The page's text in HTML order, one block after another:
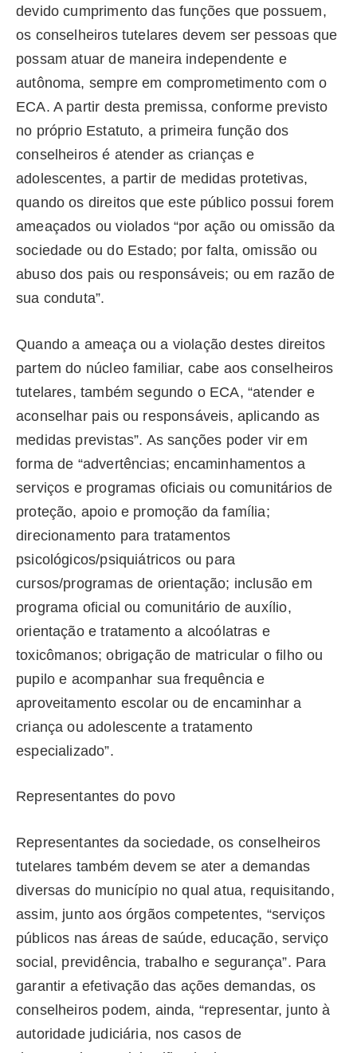
devido cumprimento das funções que possuem,
os conselheiros tutelares devem ser pessoas que
possam atuar de maneira independente e
autônoma, sempre em comprometimento com o
ECA. A partir desta premissa, conforme previsto
no próprio Estatuto, a primeira função dos
conselheiros é atender as crianças e
adolescentes, a partir de medidas protetivas,
quando os direitos que este público possui forem
ameaçados ou violados “por ação ou omissão da
sociedade ou do Estado; por falta, omissão ou
abuso dos pais ou responsáveis; ou em razão de
sua conduta”.
Quando a ameaça ou a violação destes direitos
partem do núcleo familiar, cabe aos conselheiros
tutelares, também segundo o ECA, “atender e
aconselhar pais ou responsáveis, aplicando as
medidas previstas”. As sanções poder vir em
forma de “advertências; encaminhamentos a
serviços e programas oficiais ou comunitários de
proteção, apoio e promoção da família;
direcionamento para tratamentos
psicológicos/psiquiátricos ou para
cursos/programas de orientação; inclusão em
programa oficial ou comunitário de auxílio,
orientação e tratamento a alcoólatras e
toxicômanos; obrigação de matricular o filho ou
pupilo e acompanhar sua frequência e
aproveitamento escolar ou de encaminhar a
criança ou adolescente a tratamento
especializado”.
Representantes do povo
Representantes da sociedade, os conselheiros
tutelares também devem se ater a demandas
diversas do município no qual atua, requisitando,
assim, junto aos órgãos competentes, “serviços
públicos nas áreas de saúde, educação, serviço
social, previdência, trabalho e segurança”. Para
garantir a efetivação das ações demandas, os
conselheiros podem, ainda, “representar, junto à
autoridade judiciária, nos casos de